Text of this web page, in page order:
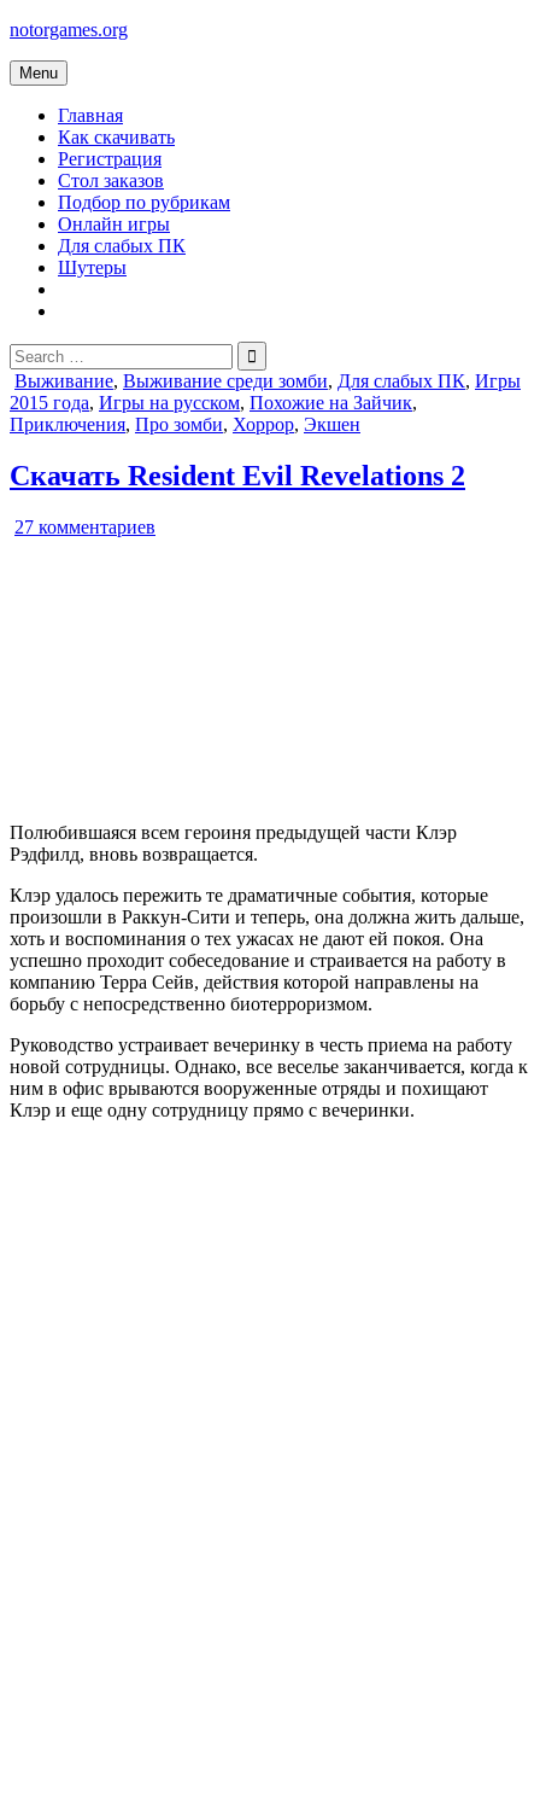
Skip
content
notorgames.org
Menu
Главная
Как скачивать
Регистрация
Стол заказов
Подбор по рубрикам
Онлайн игры
Для слабых ПК
Шутеры
Search
for:
Posted
in
Выживание, Выживание среди зомби, Для слабых ПК, Игры
2015 года, Игры на русском, Похожие на Зайчик,
Приключения, Про зомби, Хоррор, Экшен
Скачать Resident Evil Revelations 2
27 комментариев
Полюбившаяся всем героиня предыдущей части Клэр
Рэдфилд, вновь возвращается.
Клэр удалось пережить те драматичные события, которые
произошли в Раккун-Сити и теперь, она должна жить дальше,
хоть и воспоминания о тех ужасах не дают ей покоя. Она
успешно проходит собеседование и страивается на работу в
компанию Терра Сейв, действия которой направлены на
борьбу с непосредственно биотерроризмом.
Руководство устраивает вечеринку в честь приема на работу
новой сотрудницы. Однако, все веселье заканчивается, когда к
ним в офис врываются вооруженные отряды и похищают
Клэр и еще одну сотрудницу прямо с вечеринки.